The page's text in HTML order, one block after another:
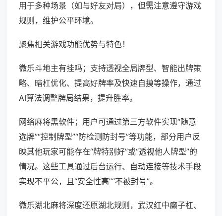
用于多种场景（如与好友对局），但需注意遵守游戏
规则，维护公平环境。
聚焦相关游戏功能优势与特色！
微乐斗地主有挂吗；支持透视全局牌型、智能出牌策
略、暗杠优化、提高好牌率及快速自摸等操作，通过
AI算法调整牌局结果，提升胜率。
网络麻将黑软件；用户可通过第三方软件实现“随意
选牌”“控制牌型”“防检测防封号”等功能，部分用户反
映其他玩家可能存在“牌特别好”或“透视他人牌型”的
情况。这些工具通过后台运行、自动连接等技术手段
实现不平公，且“安全性高”“不被封号”。
微乐湖北麻将深度还原湖北规则，武汉红中癞子杠、